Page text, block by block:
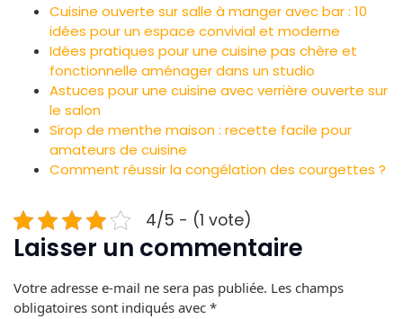
Cuisine ouverte sur salle à manger avec bar : 10
idées pour un espace convivial et moderne
Idées pratiques pour une cuisine pas chère et
fonctionnelle aménager dans un studio
Astuces pour une cuisine avec verrière ouverte sur
le salon
Sirop de menthe maison : recette facile pour
amateurs de cuisine
Comment réussir la congélation des courgettes ?
4/5 - (1 vote)
Laisser un commentaire
Votre adresse e-mail ne sera pas publiée. Les champs
obligatoires sont indiqués avec *